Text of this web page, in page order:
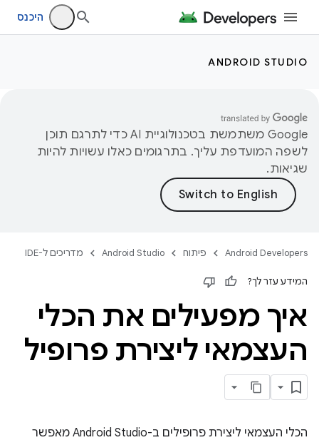
היכנס
ANDROID STUDIO
‫Google משתמשת בטכנולוגיית AI כדי לתרגם תוכן
לשפה המועדפת עליך. בתרגומים כאלו עשויות להיות
שגיאות.
Android Developers פיתוח Android Studio מדריכים ל-IDE
המידע עזר לך?
איך מפעילים את הכלי
העצמאי ליצירת פרופיל
הכלי העצמאי ליצירת פרופילים ב-Android Studio מאפשר